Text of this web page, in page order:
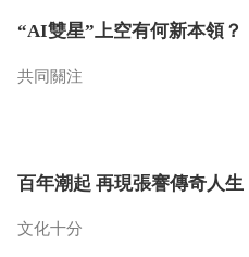
“AI雙星”上空有何新本領？
共同關注
百年潮起 再現張謇傳奇人生
文化十分